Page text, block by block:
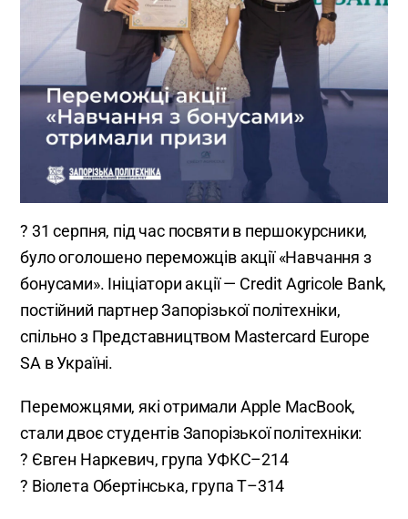
? 31 серпня, під час посвяти в першокурсники,
було оголошено переможців акції «Навчання з
бонусами». Ініціатори акції — Credit Agricole Bank,
постійний партнер Запорізької політехніки,
спільно з Представництвом Mastercard Europe
SA в Україні.
Переможцями, які отримали Apple MacBook,
стали двоє студентів Запорізької політехніки:
? Євген Наркевич, група УФКС–214
? Віолета Обертінська, група Т–314